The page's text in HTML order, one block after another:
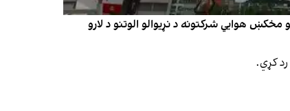
مخکښ هوايي شرکتونه د نړيوالو الوتنو د لارو